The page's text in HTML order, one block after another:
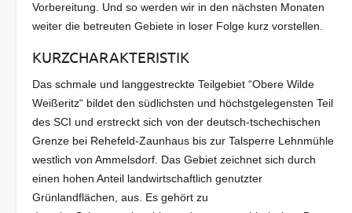
Vorbereitung. Und so werden wir in den nächsten Monaten
weiter die betreuten Gebiete in loser Folge kurz vorstellen.
KURZCHARAKTERISTIK
Das schmale und langgestreckte Teilgebiet “Obere Wilde
Weißeritz“ bildet den südlichsten und höchstgelegensten Teil
des SCI und erstreckt sich von der deutsch-tschechischen
Grenze bei Rehefeld-Zaunhaus bis zur Talsperre Lehnmühle
westlich von Ammelsdorf. Das Gebiet zeichnet sich durch
einen hohen Anteil landwirtschaftlich genutzter
Grünlandflächen, aus. Es gehört zu